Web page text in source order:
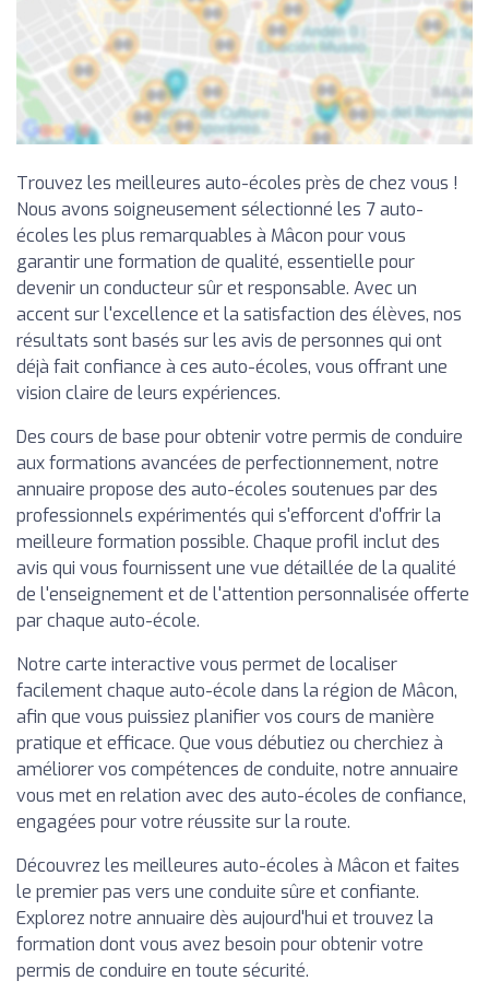
Trouvez les meilleures auto-écoles près de chez vous !
Nous avons soigneusement sélectionné les 7 auto-
écoles les plus remarquables à Mâcon pour vous
garantir une formation de qualité, essentielle pour
devenir un conducteur sûr et responsable. Avec un
accent sur l'excellence et la satisfaction des élèves, nos
résultats sont basés sur les avis de personnes qui ont
déjà fait confiance à ces auto-écoles, vous offrant une
vision claire de leurs expériences.
Des cours de base pour obtenir votre permis de conduire
aux formations avancées de perfectionnement, notre
annuaire propose des auto-écoles soutenues par des
professionnels expérimentés qui s'efforcent d'offrir la
meilleure formation possible. Chaque profil inclut des
avis qui vous fournissent une vue détaillée de la qualité
de l'enseignement et de l'attention personnalisée offerte
par chaque auto-école.
Notre carte interactive vous permet de localiser
facilement chaque auto-école dans la région de Mâcon,
afin que vous puissiez planifier vos cours de manière
pratique et efficace. Que vous débutiez ou cherchiez à
améliorer vos compétences de conduite, notre annuaire
vous met en relation avec des auto-écoles de confiance,
engagées pour votre réussite sur la route.
Découvrez les meilleures auto-écoles à Mâcon et faites
le premier pas vers une conduite sûre et confiante.
Explorez notre annuaire dès aujourd'hui et trouvez la
formation dont vous avez besoin pour obtenir votre
permis de conduire en toute sécurité.